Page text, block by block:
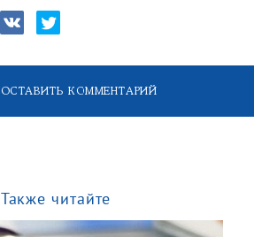
ОСТАВИТЬ КОММЕНТАРИЙ
Также читайте